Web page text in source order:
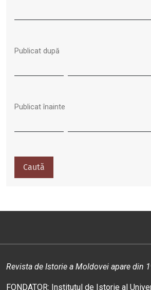
Publicat după
Publicat înainte
Caută
Revista de Istorie a Moldovei apare din
FONDATOR: Institutul de Istorie al